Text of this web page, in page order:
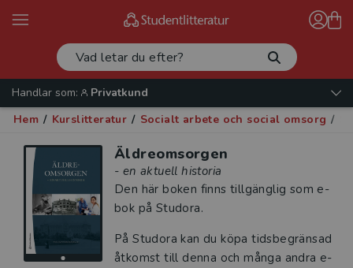
Handlar som:
Privatkund
Hem / Kurslitteratur / Socialt arbete och social omsorg /
Äldreomsorgen
- en aktuell historia
Den här boken finns tillgänglig som e-
bok på Studora.
På Studora kan du köpa tidsbegränsad
åtkomst till denna och många andra e-